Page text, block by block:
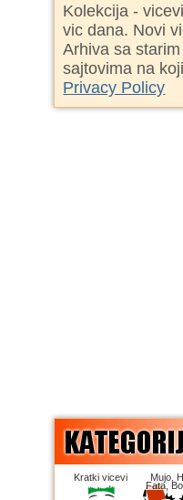
Kolekcija -
vic dana. Novi
Arhiva sa
sajtovima na
Privacy Policy
Kratki vicevi Mujo,
Fata,